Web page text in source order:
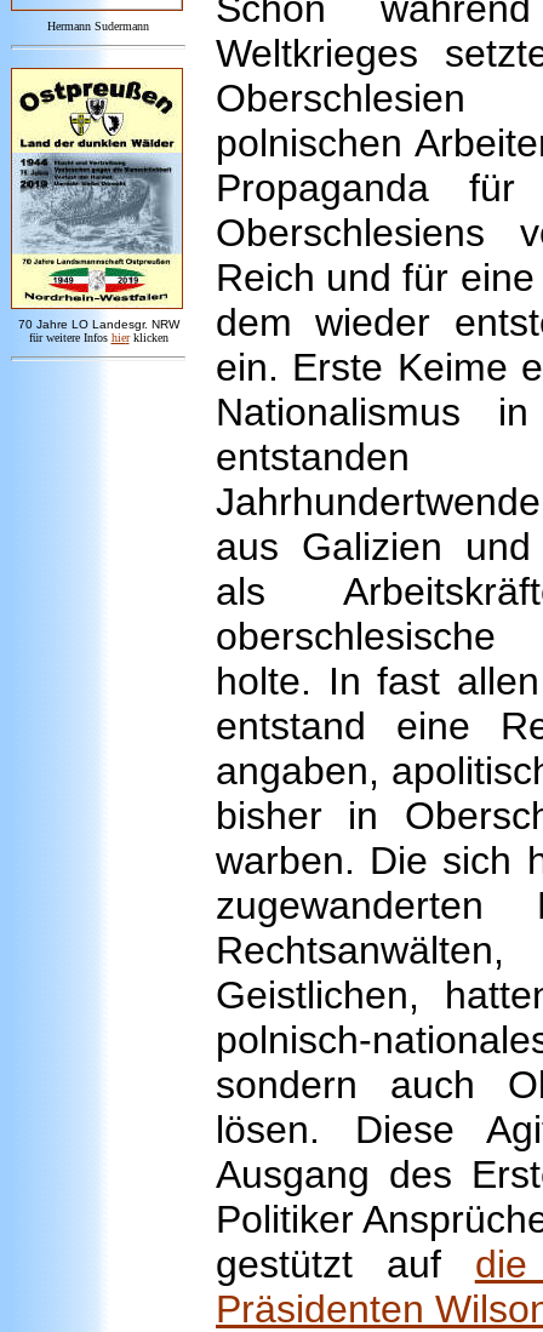
Hermann Sudermann
70 Jahre LO Landesgr. NRW
für weitere Infos hier klicken
Weltkrieges
polnischen
Propaganda
Oberschlesiens
Reich und für
dem wieder
ein. Erste Keime
Nationalismus
aus Galizien und
als
oberschlesische
holte. In fast
entstand eine
angaben,
bisher in
warben. Die sich
Geistlichen,
polnisch-
sondern auch
lösen. Diese
Ausgang des
Politiker
gestützt auf
Präsidenten